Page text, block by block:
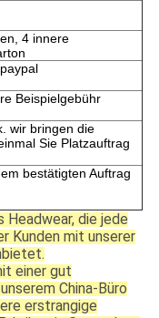
4 innere
Beispielgebühr
wir bringen die
Sie Platzauftrag
bestätigten Auftrag
Headwear, die jede
Kunden mit unserer
einer gut
China-Büro
erstrangige